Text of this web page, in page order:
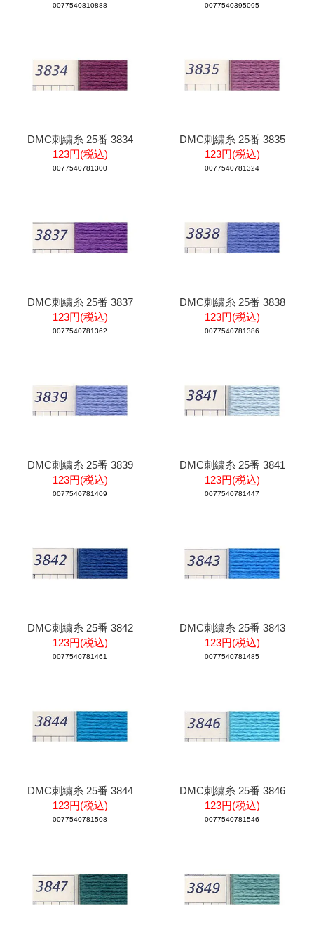
0077540810888 0077540395095
DMC刺繍糸 25番 3834
123円(税込)
0077540781300
DMC刺繍糸 25番 3835
123円(税込)
0077540781324
DMC刺繍糸 25番 3837
123円(税込)
0077540781362
DMC刺繍糸 25番 3838
123円(税込)
0077540781386
DMC刺繍糸 25番 3839
123円(税込)
0077540781409
DMC刺繍糸 25番 3841
123円(税込)
0077540781447
DMC刺繍糸 25番 3842
123円(税込)
0077540781461
DMC刺繍糸 25番 3843
123円(税込)
0077540781485
DMC刺繍糸 25番 3844
123円(税込)
0077540781508
DMC刺繍糸 25番 3846
123円(税込)
0077540781546